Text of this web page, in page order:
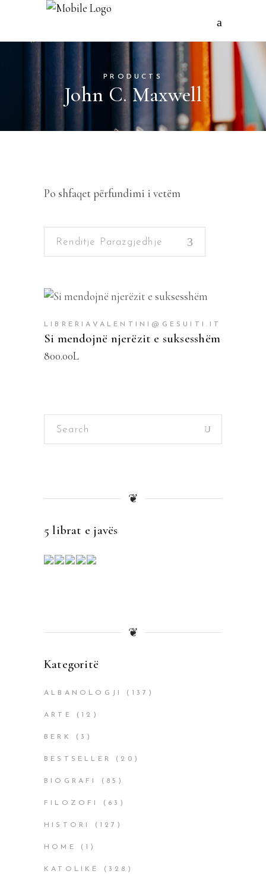
PRODUCTS
John C. Maxwell
Po shfaqet përfundimi i vetëm
Renditje Parazgjedhje
SHTOJE NË SHPORTË
LIBRERIAVALENTINI@GESUITI.IT
Si mendojnë njerëzit e suksesshëm
800.00L
Search
❦
5 librat e javës
❦
Kategoritë
ALBANOLOGJI (137)
ARTE (12)
BERK (3)
BESTSELLER (20)
BIOGRAFI (85)
FILOZOFI (63)
HISTORI (127)
HOME (1)
KATOLIKË (328)